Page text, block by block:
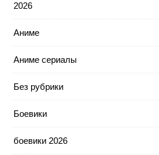
2026
Аниме
Аниме сериалы
Без рубрики
Боевики
боевики 2026